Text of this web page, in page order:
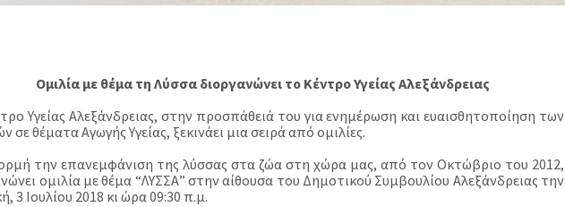
Ομιλία με θέμα τη Λύσσα διοργανώνει το Κέντρο Υγείας Αλεξάνδρειας
Υγείας Αλεξάνδρειας, στην προσπάθειά του για ενημέρωση και ευαισθητοποίηση των
σε θέματα Αγωγής Υγείας, ξεκινάει μια σειρά από ομιλίες.
την επανεμφάνιση της λύσσας στα ζώα στη χώρα μας, από τον Οκτώβριο του 2012,
ομιλία με θέμα “ΛΥΣΣΑ” στην αίθουσα του Δημοτικού Συμβουλίου Αλεξάνδρειας την
3 Ιουλίου 2018 κι ώρα 09:30 π.μ.